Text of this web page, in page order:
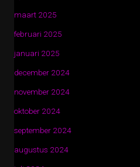
maart 2025
februari 2025
januari 2025
december 2024
november 2024
oktober 2024
september 2024
augustus 2024